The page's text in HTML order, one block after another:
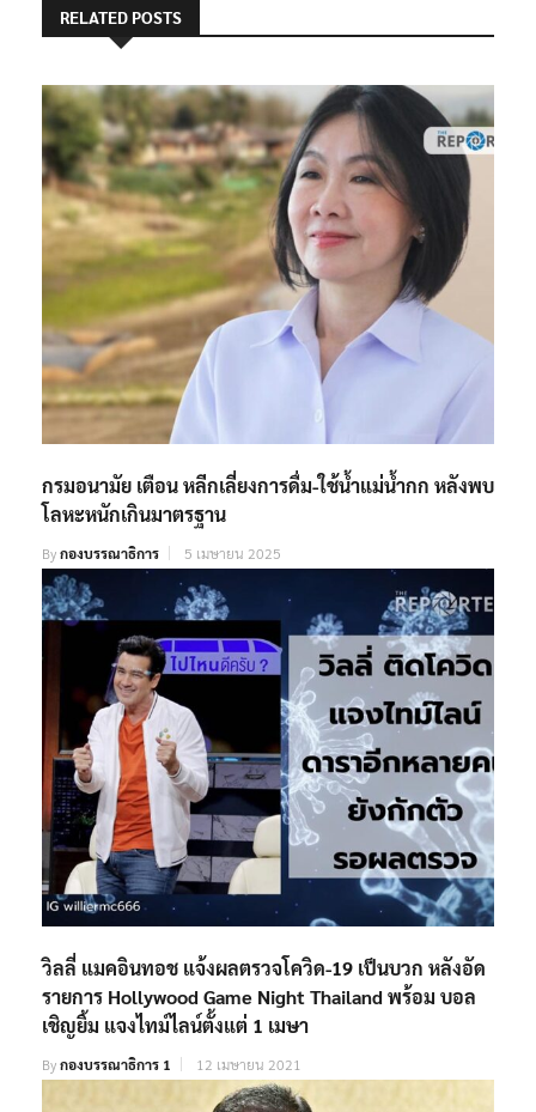
RELATED POSTS
กรมอนามัย เตือน​ หลีกเลี่ยงการดื่ม-ใช้น้ำแม่น้ำกก​ หลังพบ
โลหะหนักเกินมาตรฐาน​
Byกองบรรณาธิการ 5 เมษายน 2025
วิลลี่ แมคอินทอช แจ้งผลตรวจโควิด-19 เป็นบวก หลังอัด
รายการ Hollywood Game Night Thailand พร้อม บอล
เชิญยิ้ม แจงไทม์ไลน์ตั้งแต่ 1 เมษา
Byกองบรรณาธิการ 1 12 เมษายน 2021